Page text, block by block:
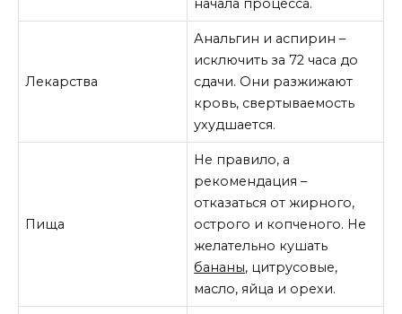
начала процесса.
Лекарства
Анальгин и аспирин –
исключить за 72 часа до
сдачи. Они разжижают
кровь, свертываемость
ухудшается.
Пища
Не правило, а
рекомендация –
отказаться от жирного,
острого и копченого. Не
желательно кушать
бананы, цитрусовые,
масло, яйца и орехи.